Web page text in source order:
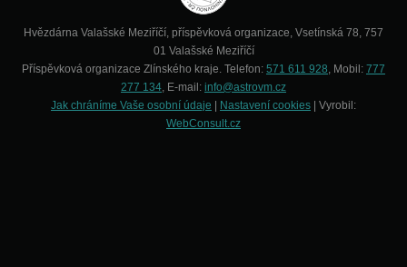
Hvězdárna Valašské Meziříčí, příspěvková organizace, Vsetínská 78, 757
01 Valašské Meziříčí
Příspěvková organizace Zlínského kraje. Telefon: 571 611 928, Mobil: 777
277 134, E-mail: info@astrovm.cz
Jak chráníme Vaše osobní údaje
Nastavení cookies | Vyrobil:
WebConsult.cz